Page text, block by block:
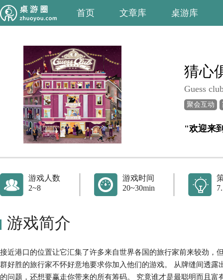
首页 文章库 桌游库
猜心
Guess
聚会互动
"欢迎来
游戏人数
2~8
游戏时间
20~30min
游戏简介
接近港口的位置让它汇集了许多来自世界各国的旅行家前来较劲，
群好胜的旅行家不怀好意地要求你加入他们的游戏。 从牌缝间透
的问题，还想要赢走你带来的所有筹码。 究竟谁才是最聪明而且富